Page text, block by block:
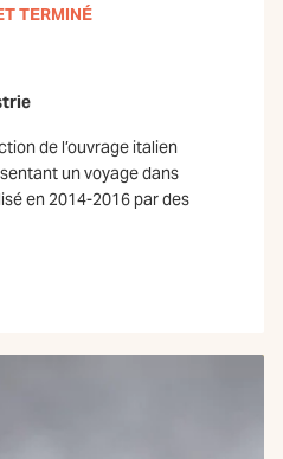
TERMINÉ
de l’ouvrage italien
un voyage dans
en 2014-2016 par des